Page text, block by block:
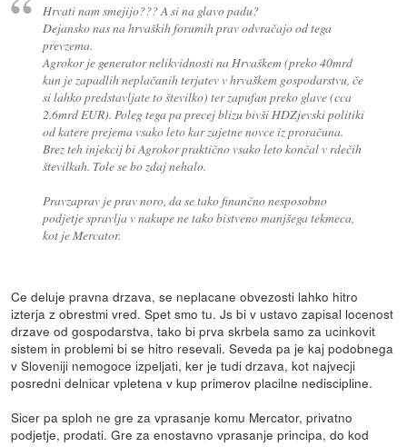
Hrvati nam smejijo??? A si na glavo padu?
Dejansko nas na hrvaških forumih prav odvračajo od tega
prevzema.
Agrokor je generator nelikvidnosti na Hrvaškem (preko 40mrd
kun je zapadlih neplačanih terjatev v hrvaškem gospodarstvu, če
si lahko predstavljate to številko) ter zapufan preko glave (cca
2.6mrd EUR). Poleg tega pa precej blizu bivši HDZjevski politiki
od katere prejema vsako leto kar zajetne novce iz proračuna.
Brez teh injekcij bi Agrokor praktično vsako leto končal v rdečih
številkah. Tole se bo zdaj nehalo.
Pravzaprav je prav noro, da se tako finančno nesposobno
podjetje spravlja v nakupe ne tako bistveno manjšega tekmeca,
kot je Mercator.
Ce deluje pravna drzava, se neplacane obvezosti lahko hitro
izterja z obrestmi vred. Spet smo tu. Js bi v ustavo zapisal locenost
drzave od gospodarstva, tako bi prva skrbela samo za ucinkovit
sistem in problemi bi se hitro resevali. Seveda pa je kaj podobnega
v Sloveniji nemogoce izpeljati, ker je tudi drzava, kot najvecji
posredni delnicar vpletena v kup primerov placilne nediscipline.
Sicer pa sploh ne gre za vprasanje komu Mercator, privatno
podjetje, prodati. Gre za enostavno vprasanje principa, do kod